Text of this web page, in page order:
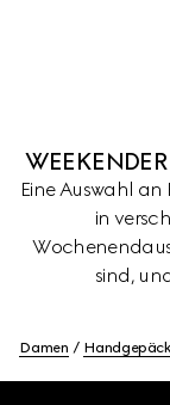
Eine Auswahl
in
sind,
Damen